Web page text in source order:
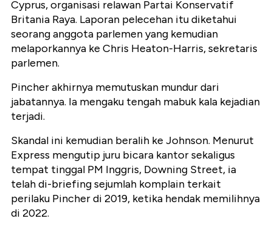
Cyprus, organisasi relawan Partai Konservatif
Britania Raya. Laporan pelecehan itu diketahui
seorang anggota parlemen yang kemudian
melaporkannya ke Chris Heaton-Harris, sekretaris
parlemen.
Pincher akhirnya memutuskan mundur dari
jabatannya. Ia mengaku tengah mabuk kala kejadian
terjadi.
Skandal ini kemudian beralih ke Johnson. Menurut
Express mengutip juru bicara kantor sekaligus
tempat tinggal PM Inggris, Downing Street, ia
telah di-briefingsejumlah komplain terkait
perilaku Pincher di 2019, ketika hendak memilihnya
di 2022.